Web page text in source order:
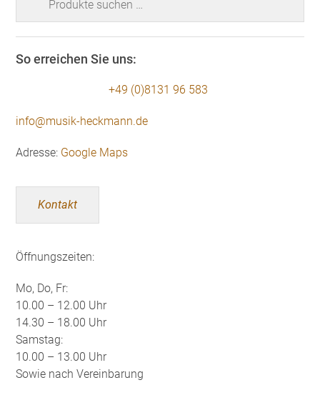
So erreichen Sie uns:
+49 (0)8131 96 583
info@musik-heckmann.de
Adresse: Google Maps
Kontakt
Öffnungszeiten:
Mo, Do, Fr:
10.00 – 12.00 Uhr
14.30 – 18.00 Uhr
Samstag:
10.00 – 13.00 Uhr
Sowie nach Vereinbarung